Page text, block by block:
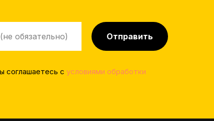
Отправить
соглашаетесь с условиями обработки